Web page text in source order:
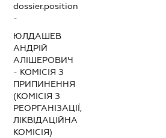
dossier.position
-
ЮЛДАШЕВ
АНДРІЙ
АЛІШЕРОВИЧ
- КОМІСІЯ З
ПРИПИНЕННЯ
(КОМІСІЯ З
РЕОРГАНІЗАЦІЇ,
ЛІКВІДАЦІЙНА
КОМІСІЯ)